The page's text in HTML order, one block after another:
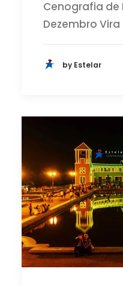
Cenografia de
Dezembro
by Estelar